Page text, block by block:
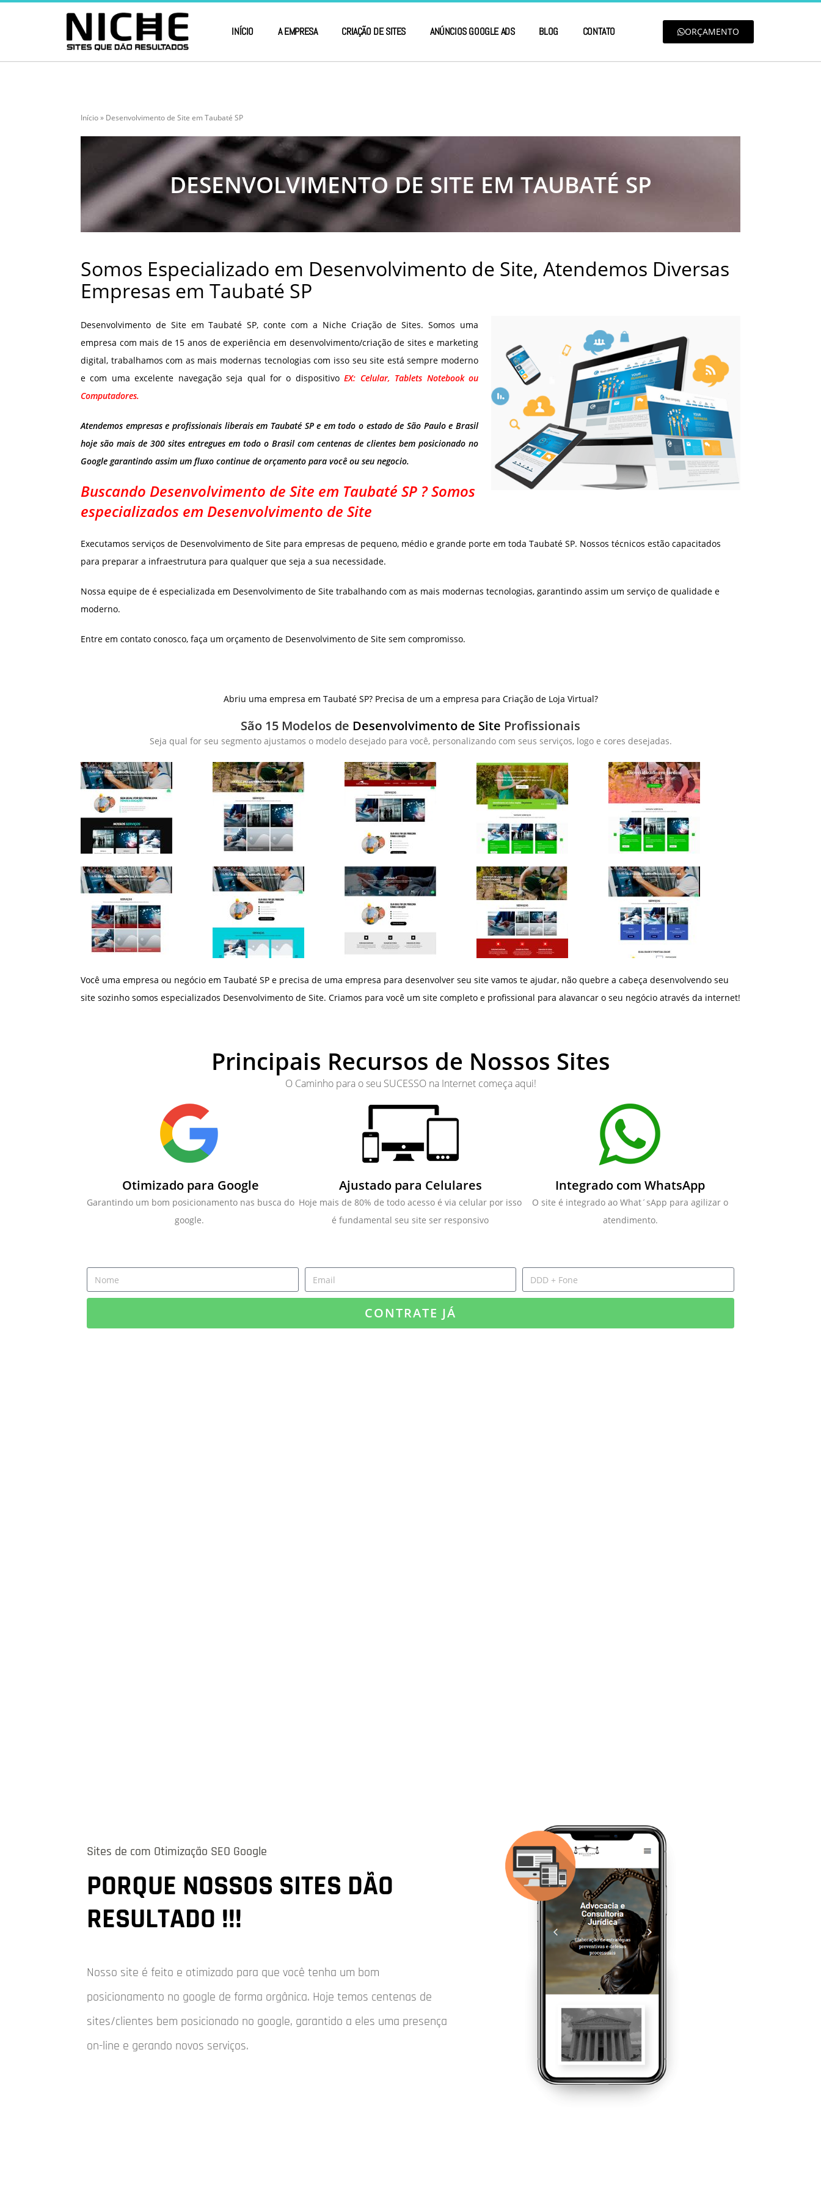
INÍCIO A EMPRESA CRIAÇÃO DE SITES ANÚNCIOS GOOGLE ADS BLOG CONTATO ORÇAMENTO
Início» Desenvolvimento de Site em Taubaté SP
DESENVOLVIMENTO DE SITE EM TAUBATÉ SP
Somos Especializado em Desenvolvimento de Site, Atendemos Diversas
Empresas em Taubaté SP
Desenvolvimento de Site em Taubaté SP, conte com a Niche Criação de Sites. Somos uma
empresa com mais de 15 anos de experiência em desenvolvimento/criação de sites e marketing
digital, trabalhamos com as mais modernas tecnologias com isso seu site está sempre moderno
e com uma excelente navegação seja qual for o dispositivoEX: Celular, Tablets Notebook ou
Computadores.
Atendemos empresas e profissionais liberais em Taubaté SP e em todo o estado de São Paulo e Brasil
hoje são mais de 300 sites entregues em todo o Brasil com centenas de clientes bem posicionado no
Google garantindo assim um fluxo continue de orçamento para você ou seu negocio.
Buscando Desenvolvimento de Site em Taubaté SP ? Somos
especializados em Desenvolvimento de Site
Executamos serviços de Desenvolvimento de Site para empresas de pequeno, médio e grande porte em toda Taubaté SP. Nossos técnicos estão capacitados
para preparar a infraestrutura para qualquer que seja a sua necessidade.
Nossa equipe de é especializada em Desenvolvimento de Site trabalhando com as mais modernas tecnologias, garantindo assim um serviço de qualidade e
moderno.
Entre em contato conosco, faça um orçamento de Desenvolvimento de Site sem compromisso.
Abriu uma empresa em Taubaté SP? Precisa de um a empresa para Criação de Loja Virtual?
São 15 Modelos de Desenvolvimento de Site Profissionais
Seja qual for seu segmento ajustamos o modelo desejado para você, personalizando com seus serviços, logo e cores desejadas.
Você uma empresa ou negócio em Taubaté SP e precisa de uma empresa para desenvolver seu site vamos te ajudar, não quebre a cabeça desenvolvendo seu
site sozinho somos especializados Desenvolvimento de Site. Criamos para você um site completo e profissional para alavancar o seu negócio através da internet!
Principais Recursos de Nossos Sites
O Caminho para o seu SUCESSO na Internet começa aqui!
Otimizado para Google
Garantindo um bom posicionamento nas busca do
google.
Ajustado para Celulares
Hoje mais de 80% de todo acesso é via celular por isso
é fundamental seu site ser responsivo
Integrado com WhatsApp
O site é integrado ao What´sApp para agilizar o
atendimento.
CONTRATE JÁ
Sites de com Otimização SEO Google
PORQUE NOSSOS SITES DÃO
RESULTADO !!!
Nosso site é feito e otimizado para que você tenha um bom
posicionamento no google de forma orgânica. Hoje temos centenas de
sites/clientes bem posicionado no google, garantido a eles uma presença
on-line e gerando novos serviços.